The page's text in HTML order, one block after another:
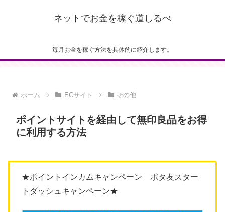
ネットでお金を稼ぐ道しるべ
毎月お金を稼ぐ方法を具体的に紹介します。
ホーム ECサイト その他
ポイントサイトを経由して無印良品をお得
に利用する方法
★ポイントインカムキャンペーン ポタ友スター
トダッシュキャンペーン★